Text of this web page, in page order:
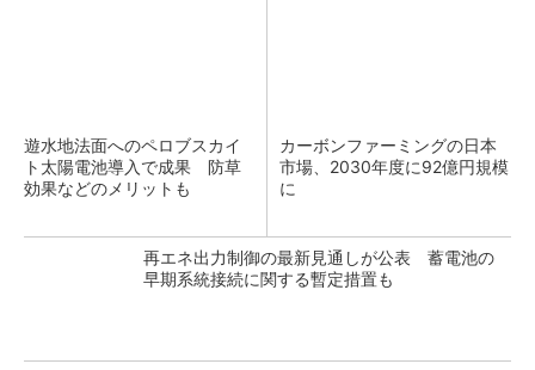
遊水地法面へのペロブスカイ
ト太陽電池導入で成果 防草
効果などのメリットも
カーボンファーミングの日本
市場、2030年度に92億円規模
に
再エネ出力制御の最新見通しが公表 蓄電池の
早期系統接続に関する暫定措置も